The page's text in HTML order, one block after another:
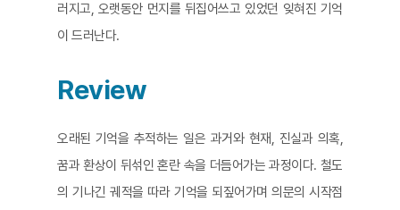
러지고, 오랫동안 먼지를 뒤집어쓰고 있었던 잊혀진 기억
이 드러난다.
Review
오래된 기억을 추적하는 일은 과거와 현재, 진실과 의혹,
꿈과 환상이 뒤섞인 혼란 속을 더듬어가는 과정이다. 철도
의 기나긴 궤적을 따라 기억을 되짚어가며 의문의 시작점